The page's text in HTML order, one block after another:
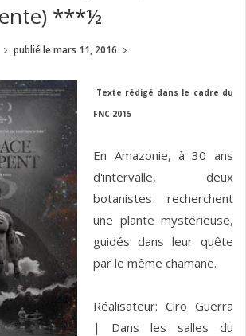
***½
publié lemars 11, 2016
Texte rédigé dans le cadre du
FNC 2015
En Amazonie, à 30 ans
d'intervalle, deux
botanistes recherchent
une plante mystérieuse,
guidés dans leur quête
par le même chamane.
Réalisateur: Ciro Guerra
| Dans les salles du